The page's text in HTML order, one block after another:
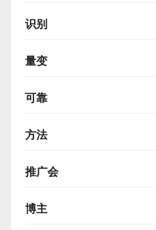
识别
量变
可靠
方法
推广会
博主